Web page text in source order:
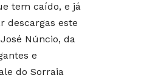
tem caído, e já
descargas este
Núncio, da
e
do Sorraia